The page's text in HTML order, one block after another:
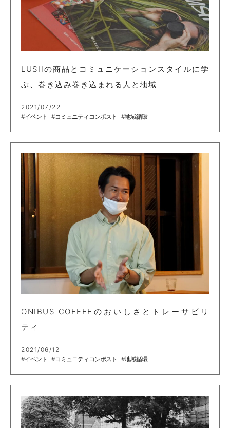
LUSHの商品とコミュニケーションスタイルに学
ぶ、巻き込み巻き込まれる人と地域
2021/07/22
#イベント
#コミュニティコンポスト #地域循環
ONIBUS COFFEEのおいしさとトレーサビリ
ティ
2021/06/12
#イベント
#コミュニティコンポスト #地域循環